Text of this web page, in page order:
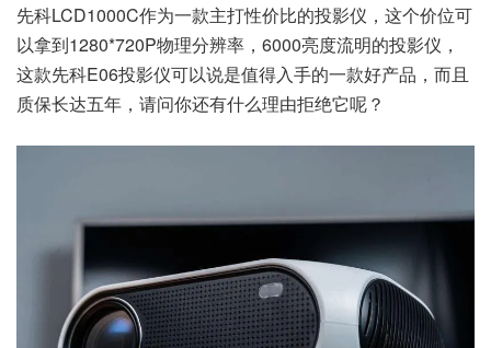
先科LCD1000C作为一款主打性价比的投影仪，这个价位可
以拿到1280*720P物理分辨率，6000亮度流明的投影仪，
这款先科E06投影仪可以说是值得入手的一款好产品，而且
质保长达五年，请问你还有什么理由拒绝它呢？